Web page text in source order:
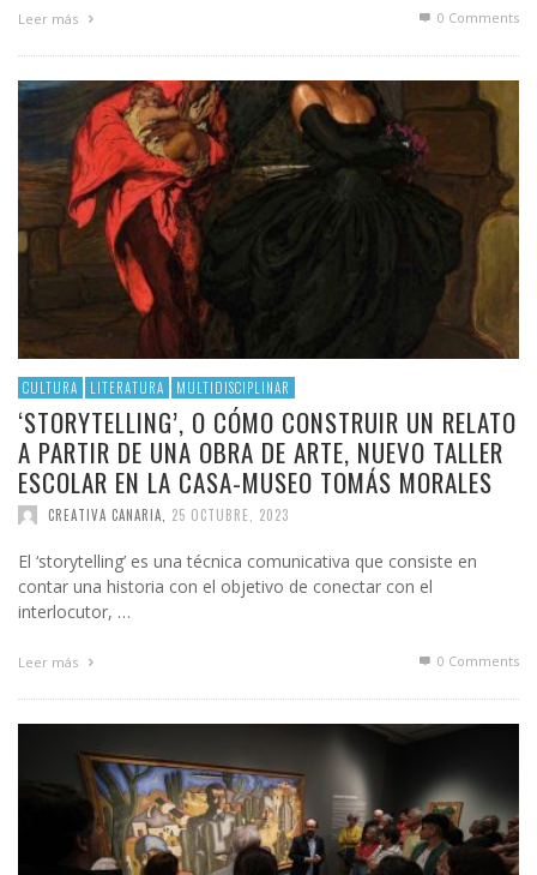
Leer más 0 Comments
CULTURA LITERATURA MULTIDISCIPLINAR
‘STORYTELLING’, O CÓMO CONSTRUIR UN RELATO
A PARTIR DE UNA OBRA DE ARTE, NUEVO TALLER
ESCOLAR EN LA CASA-MUSEO TOMÁS MORALES
CREATIVA CANARIA 25 OCTUBRE, 2023
El ‘storytelling’ es una técnica comunicativa que consiste en
contar una historia con el objetivo de conectar con el
interlocutor, …
Leer más 0 Comments